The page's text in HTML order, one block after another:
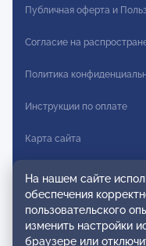
Публичная оферта и
Согласие на
Политика
Инструкции по оплате
Карта сайта
Осторожно мошенники
© 2026 ОППЛ. Все права
На нашем сайте
обеспечения
пользовательского
изменить настройки
браузере или